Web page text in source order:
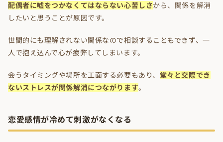
配偶者に嘘をつかなくてはならない心苦しさから、関係を解消
したいと思うことが原因です。
世間的にも理解されない関係なので相談することもできず、一
人で抱え込んで心が疲弊してしまいます。
会うタイミングや場所を工面する必要もあり、 堂々と交際でき
ないストレスが関係解消につながります。
恋愛感情が冷めて刺激がなくなる